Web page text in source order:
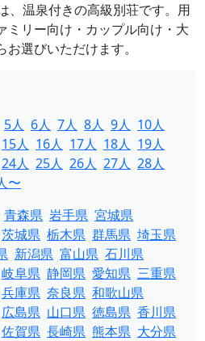
、温泉付きの高級別荘です。用
ミリー向け・カップル向け・大
選びいただけます。
5人 6人 7人 8人 9人 10人
15人 16人 17人 18人 19人
24人 25人 26人 27人 28人
〜
青森県 岩手県 宮城県
茨城県 栃木県 群馬県 埼玉県
新潟県 富山県 石川県
岐阜県 静岡県 愛知県 三重県
兵庫県 奈良県 和歌山県
広島県 山口県 徳島県 香川県
佐賀県 長崎県 熊本県 大分県